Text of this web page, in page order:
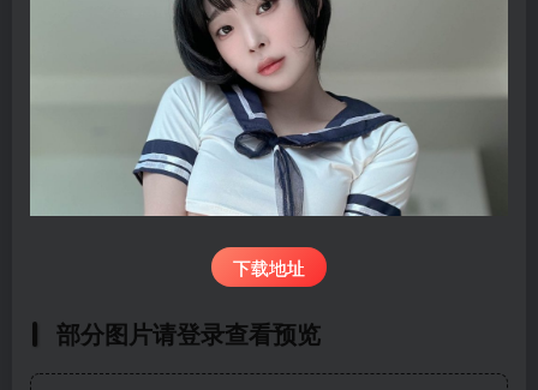
下载地址
部分图片请登录查看预览